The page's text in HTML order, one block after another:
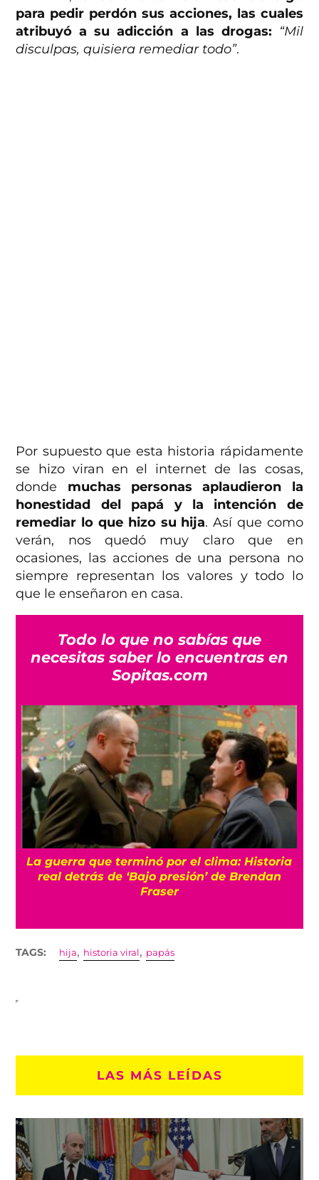
para pedir perdón sus acciones, las cuales
atribuyó a su adicción a las drogas: “Mil
disculpas, quisiera remediar todo”.
Por supuesto que esta historia rápidamente
se hizo viran en el internet de las cosas,
donde muchas personas aplaudieron la
honestidad del papá y la intención de
remediar lo que hizo su hija. Así que como
verán, nos quedó muy claro que en
ocasiones, las acciones de una persona no
siempre representan los valores y todo lo
que le enseñaron en casa.
Todo lo que no sabías que
necesitas saber lo encuentras en
Sopitas.com
La guerra que terminó por el clima: Historia
real detrás de ‘Bajo presión’ de Brendan
Fraser
TAGS: hija, historia viral , papás
LAS MÁS LEÍDAS